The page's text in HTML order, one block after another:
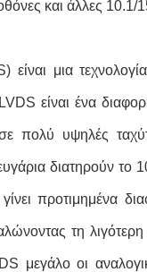
και άλλες
μια
είναι ένα
πολύ υψηλές
διατηρούν το
προτιμημένα
τη
μεγάλο οι